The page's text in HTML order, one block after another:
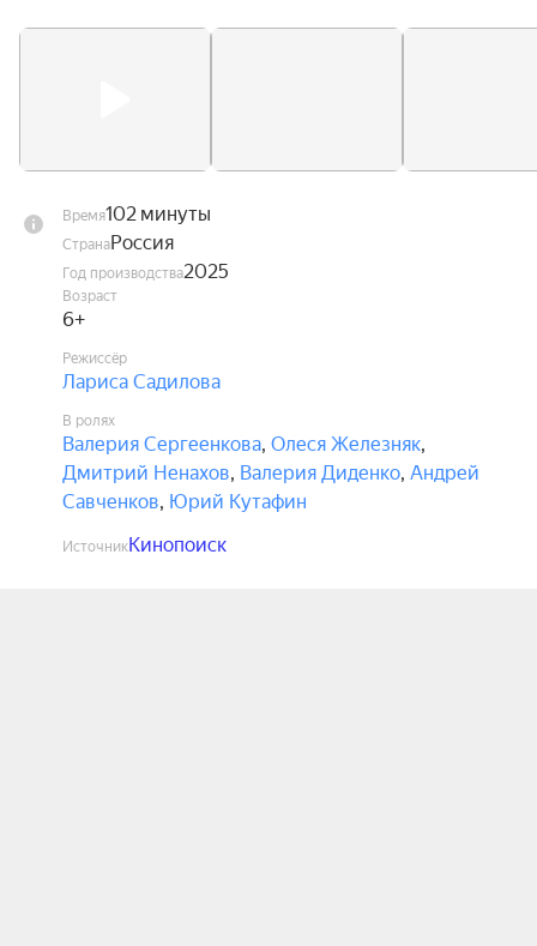
Время102 минуты
СтранаРоссия
Год производства2025
Возраст
6+
Режиссёр
Лариса Садилова
В ролях
Валерия Сергеенкова, Олеся Железняк,
Дмитрий Ненахов, Валерия Диденко, Андрей
Савченков, Юрий Кутафин
ИсточникКинопоиск